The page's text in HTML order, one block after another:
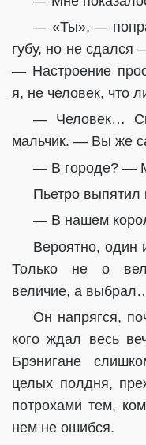
— «Ты», —
губу, но не
— Настроение
я, не человек, что
— Человек…
мальчик. — Вы же
— В городе? —
Пьетро выпятил
— В нашем
Вероятно, один
Только не о
величие, а
Он напрягся,
кого ждал весь
Брэнигане
целых полдня,
потрохами тем,
нем не ошибся.